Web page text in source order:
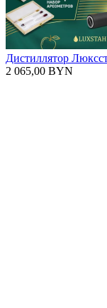
Дистиллятор
2 065,00 BYN